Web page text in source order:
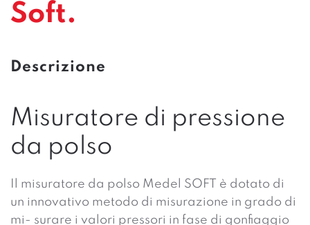
Soft.
Descrizione
Misuratore di pressione
da polso
Il misuratore da polso Medel SOFT è dotato di
un innovativo metodo di misurazione in grado di
mi- surare i valori pressori in fase di gonfiaggio